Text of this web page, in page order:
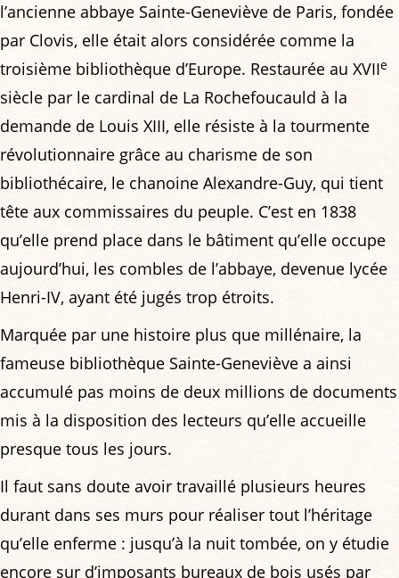
l’ancienne abbaye Sainte-Geneviève de Paris, fondée
par Clovis, elle était alors considérée comme la
troisième bibliothèque d’Europe. Restaurée au XVIIe
siècle par le cardinal de La Rochefoucauld à la
demande de Louis XIII, elle résiste à la tourmente
révolutionnaire grâce au charisme de son
bibliothécaire, le chanoine Alexandre-Guy, qui tient
tête aux commissaires du peuple. C’est en 1838
qu’elle prend place dans le bâtiment qu’elle occupe
aujourd’hui, les combles de l’abbaye, devenue lycée
Henri-IV, ayant été jugés trop étroits.
Marquée par une histoire plus que millénaire, la
fameuse bibliothèque Sainte-Geneviève a ainsi
accumulé pas moins de deux millions de documents
mis à la disposition des lecteurs qu’elle accueille
presque tous les jours.
Il faut sans doute avoir travaillé plusieurs heures
durant dans ses murs pour réaliser tout l’héritage
qu’elle enferme : jusqu’à la nuit tombée, on y étudie
encore sur d’imposants bureaux de bois usés par